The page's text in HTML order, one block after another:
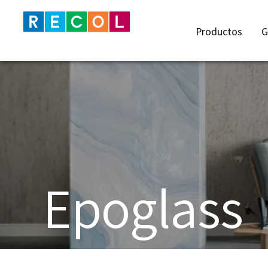
Productos
Epoglass